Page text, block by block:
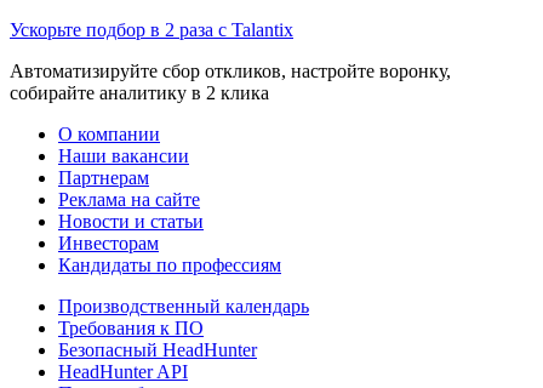
Ускорьте подбор в 2 раза с Talantix
Автоматизируйте сбор откликов, настройте воронку,
собирайте аналитику в 2 клика
О компании
Наши вакансии
Партнерам
Реклама на сайте
Новости и статьи
Инвесторам
Кандидаты по профессиям
Производственный календарь
Требования к ПО
Безопасный HeadHunter
HeadHunter API